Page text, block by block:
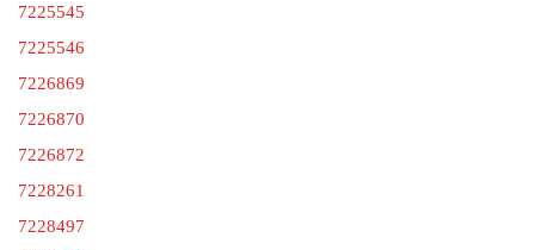
7225545
7225546
7226869
7226870
7226872
7228261
7228497